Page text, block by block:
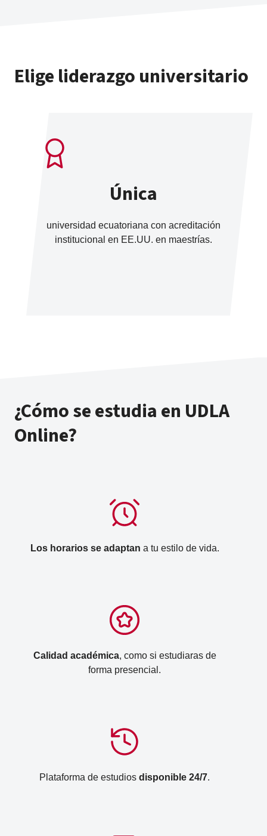
Elige liderazgo universitario
Única
universidad ecuatoriana con acreditación
institucional en EE.UU. en maestrías.
¿Cómo se estudia en UDLA
Online?
Los horarios se adaptan a tu estilo de vida.
Calidad académica, como si estudiaras de
forma presencial.
Plataforma de estudios disponible 24/7.